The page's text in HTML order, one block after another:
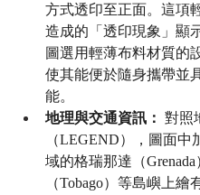
方式透印至正面。這項
造成的「透印現象」顯
圖選用輕薄布料材質的
使其能便於隨身攜帶並
能。
地理與交通資訊： 對照
（LEGEND），圖面中
域的格瑞那達（
（Tobago）等島嶼上繪